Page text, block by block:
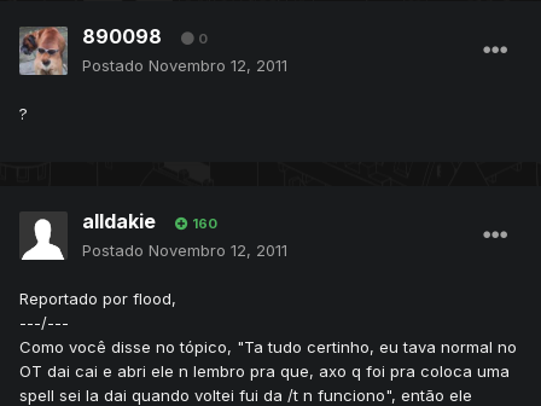
890098 0
Postado Novembro 12, 2011
?
alldakie 160
Postado Novembro 12, 2011
Reportado por flood,
---/---
Como você disse no tópico, "Ta tudo certinho, eu tava normal no
OT dai cai e abri ele n lembro pra que, axo q foi pra coloca uma
spell sei la dai quando voltei fui da /t n funciono", então ele